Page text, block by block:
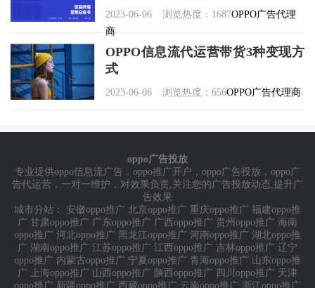
2023-06-06 浏览热度：1687OPPO广告代理
商
OPPO信息流代运营带货3种变现方
式
2023-06-06 浏览热度：656OPPO广告代理商
oppo广告投放
专业提供oppo信息流广告 ， oppo推广开户 ， oppo广告投放 ， oppo广
告代运营 ，一对一维护，对效果负责,关注您的广告投放动态,提升广
告效果
城市分站： 安徽oppo推广 北京oppo推广 重庆oppo推广 福建oppo推
广 甘肃oppo推广 广东oppo推广 广西oppo推广 贵州oppo推广 海南
oppo推广 河北oppo推广 黑龙江oppo推广 河南oppo推广 湖北oppo推
广 湖南oppo推广 江苏oppo推广 江西oppo推广 吉林oppo推广 辽宁
oppo推广 内蒙古oppo推广 宁夏oppo推广 青海oppo推广 山东oppo推
广
上海oppo推广 山西oppo推广 陕西oppo推广 四川oppo推广 天津
oppo推广 新疆oppo推广 西藏oppo推广 云南oppo推广 浙江oppo推广